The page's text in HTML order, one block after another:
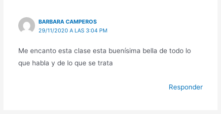
BARBARA CAMPEROS
29/11/2020 A LAS 3:04 PM
Me encanto esta clase esta buenísima bella de todo lo
que habla y de lo que se trata
Responder